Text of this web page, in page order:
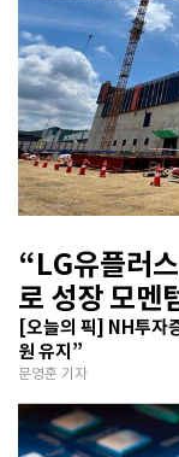
“LG유플러
로 성장 모멘
[오늘의 픽] NH투자
원 유지”
문영훈 기자